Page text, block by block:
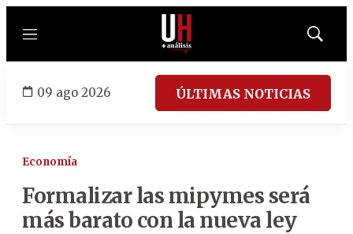
Menú
Mostrar
09 ago 2026 ÚLTIMAS NOTICIAS
Economía
Formalizar las mipymes será
más barato con la nueva ley